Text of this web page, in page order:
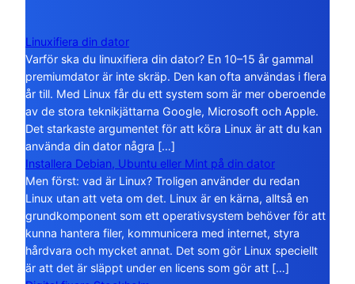
Linuxifiera din dator
Varför ska du linuxifiera din dator? En 10–15 år gammal
premiumdator är inte skräp. Den kan ofta användas i flera
år till. Med Linux får du ett system som är mer oberoende
av de stora teknikjättarna Google, Microsoft och Apple.
Det starkaste argumentet för att köra Linux är att du kan
använda din dator några […]
Installera Debian, Ubuntu eller Mint på din dator
Men först: vad är Linux? Troligen använder du redan
Linux utan att veta om det. Linux är en kärna, alltså en
grundkomponent som ett operativsystem behöver för att
kunna hantera filer, kommunicera med internet, styra
hårdvara och mycket annat. Det som gör Linux speciellt
är att det är släppt under en licens som gör att […]